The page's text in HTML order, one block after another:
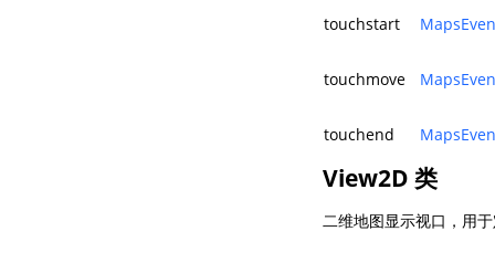
touchstart
touchmove
touchend
View2D 类
二维地图显示视口，用